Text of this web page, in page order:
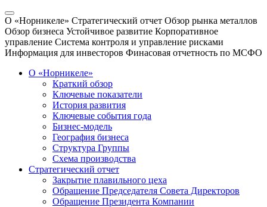
О «Норникеле» Стратегический отчет Обзор рынка металлов
Обзор бизнеса Устойчивое развитие Корпоративное
управление Система контроля и управление рисками
Информация для инвесторов Финасовая отчетность по МСФО
О «Норникеле»
Краткий обзор
Ключевые показатели
История развития
Ключевые события года
Бизнес-модель
География бизнеса
Структура Группы
Схема производства
Стратегический отчет
Закрытие плавильного цеха
Обращение Председателя Совета Директоров
Обращение Президента Компании